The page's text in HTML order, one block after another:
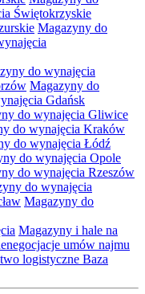
Świętokrzyskie
Magazyny do
do wynajęcia
Magazyny do
Gdańsk
do wynajęcia Gliwice
do wynajęcia Kraków
do wynajęcia Łódź
do wynajęcia Opole
do wynajęcia Rzeszów
do wynajęcia
Magazyny do
Magazyny i hale na
umów najmu
logistyczne Baza